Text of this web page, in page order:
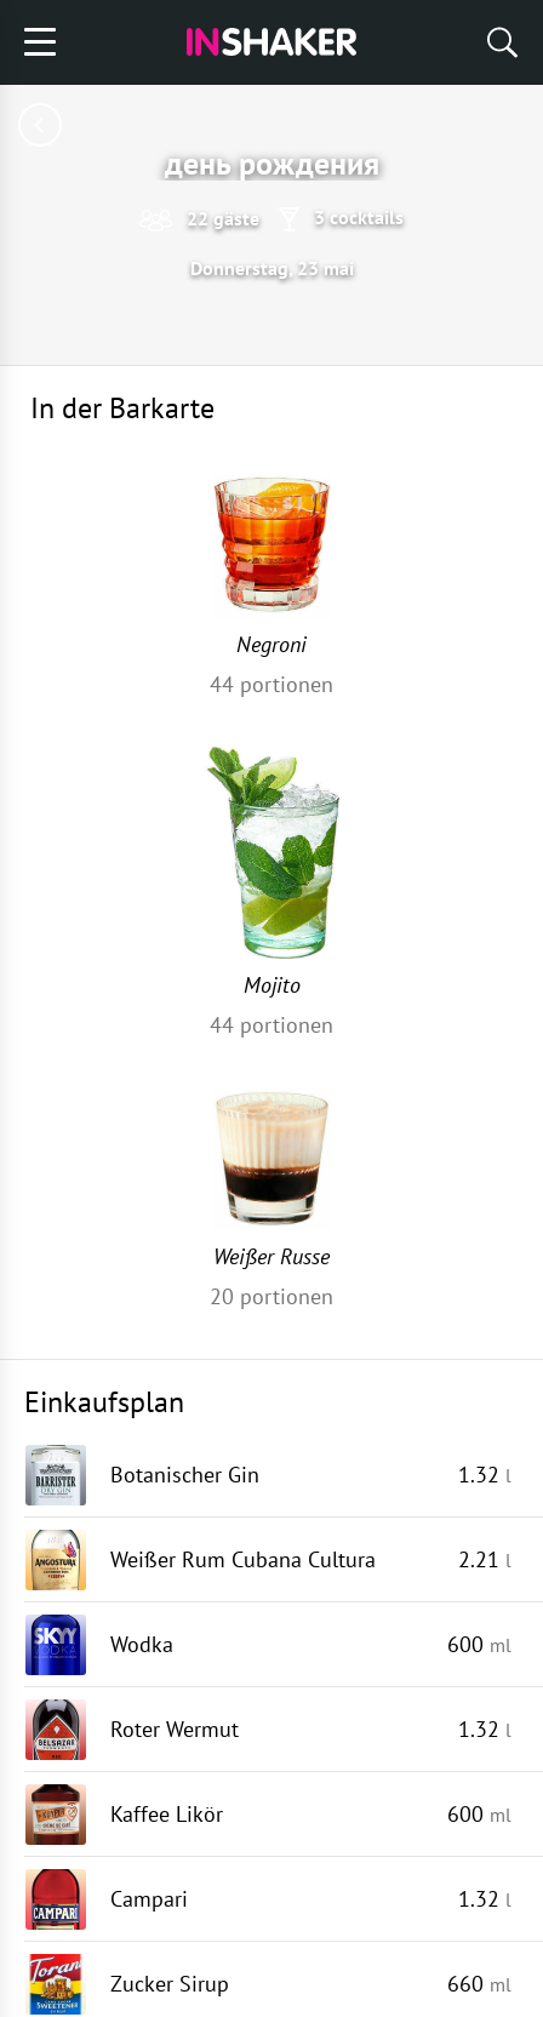
день рождения
22 gäste 3 cocktails
Donnerstag, 23 mai
In der Barkarte
Negroni
44 portionen
Mojito
44 portionen
Weißer Russe
20 portionen
Einkaufsplan
Botanischer Gin 1.32 l
Weißer Rum Cubana Cultura 2.21 l
Wodka 600 ml
Roter Wermut 1.32 l
Kaffee Likör 600 ml
Campari 1.32 l
Zucker Sirup 660 ml